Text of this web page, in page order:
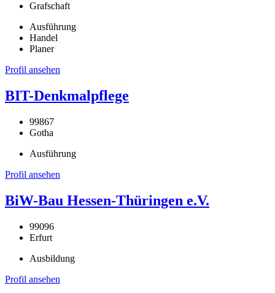
Grafschaft
Ausführung
Handel
Planer
Profil ansehen
BIT-Denkmalpflege
99867
Gotha
Ausführung
Profil ansehen
BiW-Bau Hessen-Thüringen e.V.
99096
Erfurt
Ausbildung
Profil ansehen